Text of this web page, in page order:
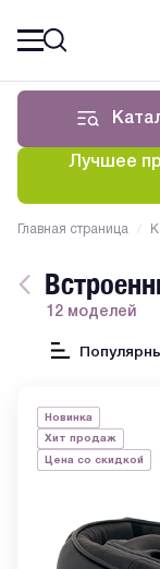
Лучшее
Главная страница /
12 моделей
Новинка
Хит продаж
Цена со скидкой